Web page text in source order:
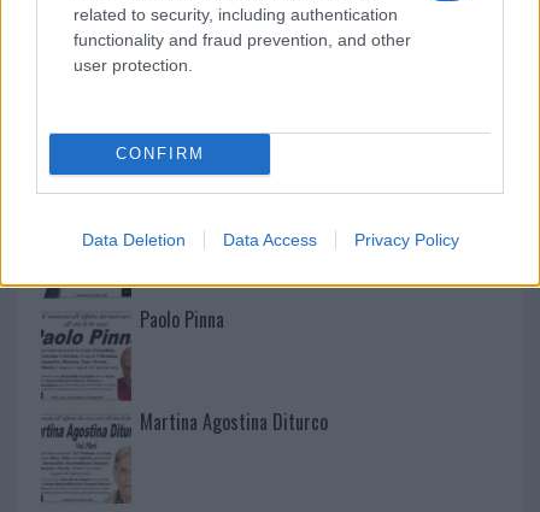
related to security, including authentication
functionality and fraud prevention, and other
user protection.
CONFIRM
Data Deletion Data Access Privacy Policy
NECROLOGIE
Paolo Pinna
Martina Agostina Diturco